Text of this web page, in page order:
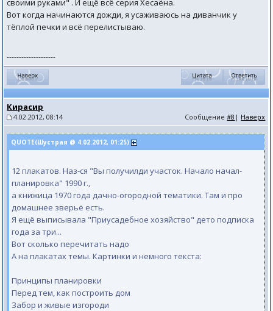
своими руками" . И ещё всё серия Хесаёна.
Вот когда начинаются дожди, я усаживаюсь на диванчик у
тёплой печки и всё перелистываю.
--------------------
Кирасир
4.02.2012, 08:14 Сообщение#8 | Наверх
QUOTE(Шустрая @ 4.02.2012, 01:25)
12 плакатов. Наз-ся "Вы получилди участок. Начало начал-
планировка" 1990 г.,
а книжица 1970 года дачно-огородной тематики. Там и про
домашнее зверьё есть.
Я ещё выписывала "Приусадебное хозяйство" дето подписка
года за три...
Вот сколько перечитать надо
А на плакатах темы. Картинки и немного текста:
Принципы планировки
Перед тем, как построить дом
Забор и живые изгороди